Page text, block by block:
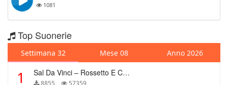
1081
Top Suonerie
Settimana 32 Mese 08 Anno 2026
1 Sal Da Vinci – Rossetto E Caffè
8855 57359